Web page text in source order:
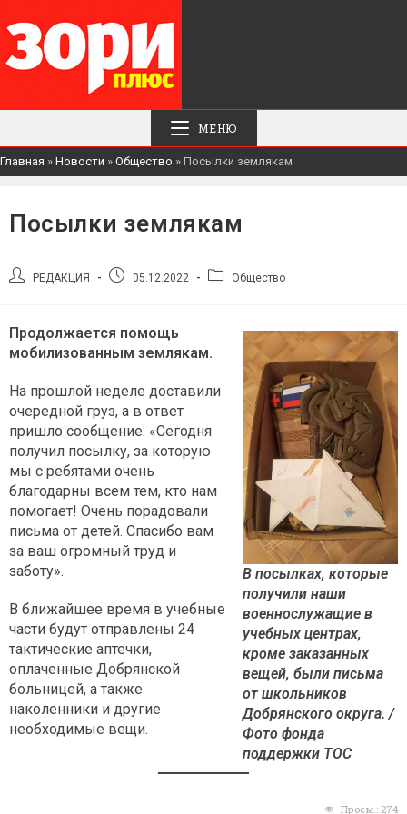
МЕНЮ
Главная » Новости » Общество » Посылки землякам
Посылки землякам
АвторРЕДАКЦИЯ
Запись05.12.2022
РубрикаОбщество
В посылках, которые
получили наши
военнослужащие в
учебных центрах,
кроме заказанных
вещей, были письма
от школьников
Добрянского округа. /
Фото фонда
поддержки ТОС
Продолжается помощь
мобилизованным землякам.
На прошлой неделе доставили
очередной груз, а в ответ
пришло сообщение: «Сегодня
получил посылку, за которую
мы с ребятами очень
благодарны всем тем, кто нам
помогает! Очень порадовали
письма от детей. Спасибо вам
за ваш огромный труд и
заботу».
В ближайшее время в учебные
части будут отправлены 24
тактические аптечки,
оплаченные Добрянской
больницей, а также
наколенники и другие
необходимые вещи.
Просм.: 274